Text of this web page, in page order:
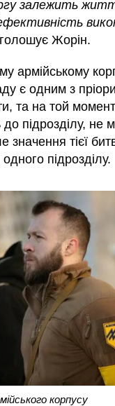
залежить
Жорін.
армійському
є одним з
та на той
підрозділу, не
значення тієї
підрозділу.
корпусу